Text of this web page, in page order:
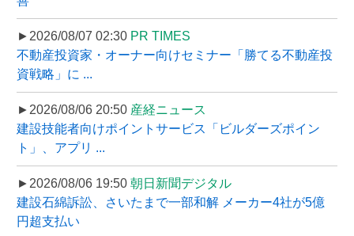
►2026/08/07 02:30 PR TIMES
不動産投資家・オーナー向けセミナー「勝てる不動産投
資戦略」に ...
►2026/08/06 20:50 産経ニュース
建設技能者向けポイントサービス「ビルダーズポイン
ト」、アプリ ...
►2026/08/06 19:50 朝日新聞デジタル
建設石綿訴訟、さいたまで一部和解 メーカー4社が5億
円超支払い